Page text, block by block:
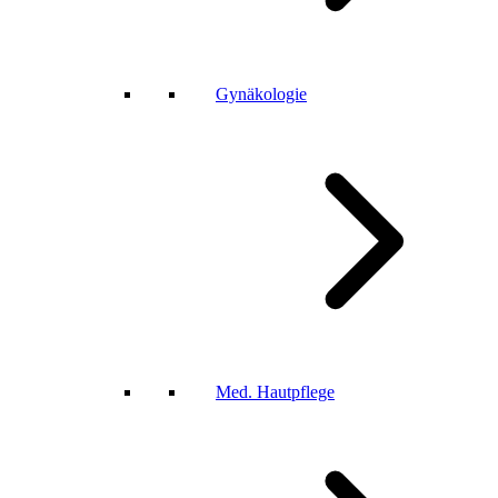
Gynäkologie
Med. Hautpflege